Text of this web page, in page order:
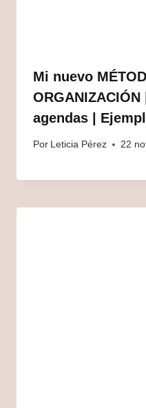
Mi nuevo
agendas |
Por Leticia Pérez 22